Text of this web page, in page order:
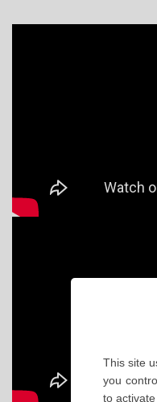
This site
you
to activate